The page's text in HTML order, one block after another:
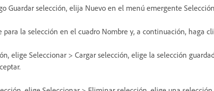
Guardar selección, elija Nuevo en el menú emergente
para la selección en el cuadro Nombre y, a continuación, haga
elige Seleccionar > Cargar selección, elige la selección